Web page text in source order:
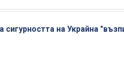
сигурността на Украйна